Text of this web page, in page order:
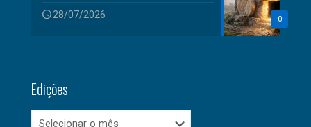
0
28/07/2026
Edições
Edições